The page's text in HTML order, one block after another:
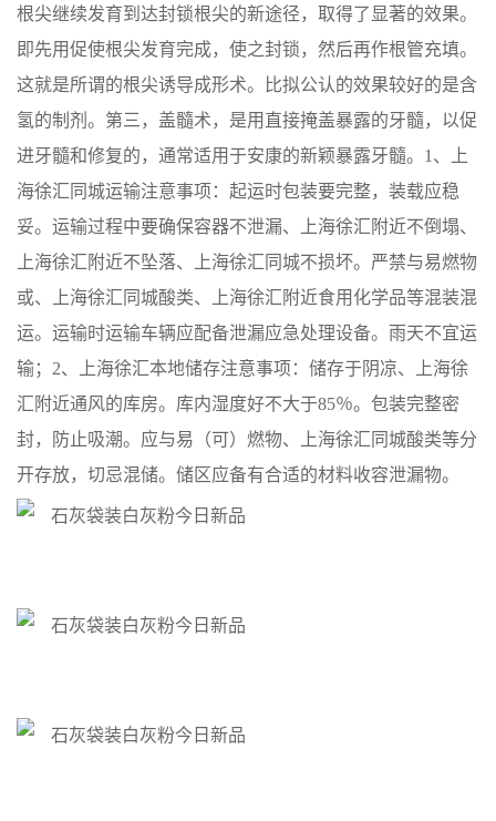
根尖继续发育到达封锁根尖的新途径，取得了显著的效果。
即先用促使根尖发育完成，使之封锁，然后再作根管充填。
这就是所谓的根尖诱导成形术。比拟公认的效果较好的是含
氢的制剂。第三，盖髓术，是用直接掩盖暴露的牙髓，以促
进牙髓和修复的，通常适用于安康的新颖暴露牙髓。1、上
海徐汇同城运输注意事项：起运时包装要完整，装载应稳
妥。运输过程中要确保容器不泄漏、上海徐汇附近不倒塌、
上海徐汇附近不坠落、上海徐汇同城不损坏。严禁与易燃物
或、上海徐汇同城酸类、上海徐汇附近食用化学品等混装混
运。运输时运输车辆应配备泄漏应急处理设备。雨天不宜运
输；2、上海徐汇本地储存注意事项：储存于阴凉、上海徐
汇附近通风的库房。库内湿度好不大于85％。包装完整密
封，防止吸潮。应与易（可）燃物、上海徐汇同城酸类等分
开存放，切忌混储。储区应备有合适的材料收容泄漏物。